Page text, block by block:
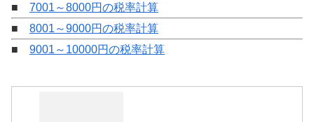
■ 7001～8000円の税率計算
■ 8001～9000円の税率計算
■ 9001～10000円の税率計算